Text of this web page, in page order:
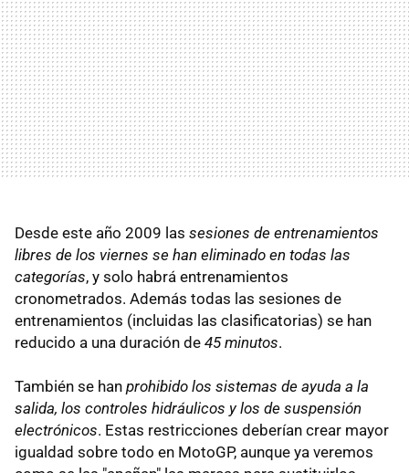
Desde este año 2009 las sesiones de entrenamientos
libres de los viernes se han eliminado en todas las
categorías, y solo habrá entrenamientos
cronometrados. Además todas las sesiones de
entrenamientos (incluidas las clasificatorias) se han
reducido a una duración de 45 minutos.
También se han prohibido los sistemas de ayuda a la
salida, los controles hidráulicos y los de suspensión
electrónicos. Estas restricciones deberían crear mayor
igualdad sobre todo en MotoGP, aunque ya veremos